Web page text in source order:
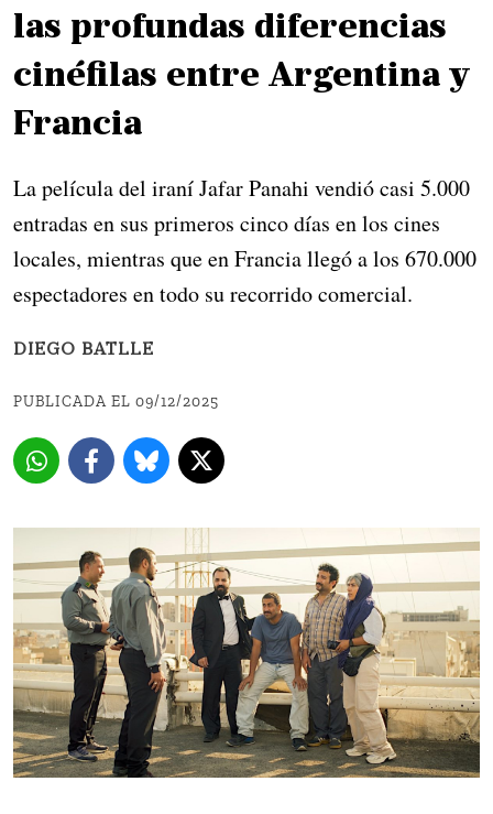
las profundas diferencias
cinéfilas entre Argentina y
Francia
La película del iraní Jafar Panahi vendió casi 5.000
entradas en sus primeros cinco días en los cines
locales, mientras que en Francia llegó a los 670.000
espectadores en todo su recorrido comercial.
DIEGO BATLLE
PUBLICADA EL 09/12/2025